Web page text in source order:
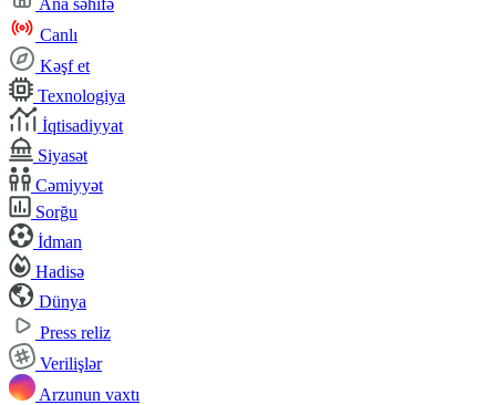
Ana səhifə
Canlı
Kəşf et
Texnologiya
İqtisadiyyat
Siyasət
Cəmiyyət
Sorğu
İdman
Hadisə
Dünya
Press reliz
Verilişlər
Arzunun vaxtı